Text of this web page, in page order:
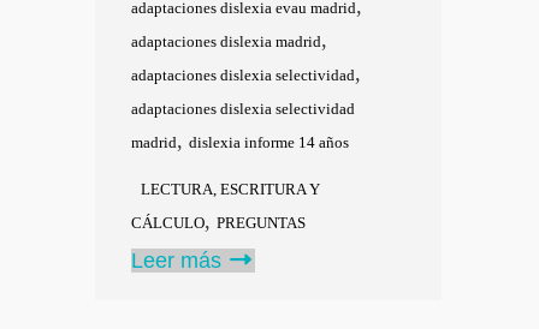
adaptaciones dislexia evau madrid,
adaptaciones dislexia madrid,
adaptaciones dislexia selectividad,
adaptaciones dislexia selectividad
madrid, dislexia informe 14 años
LECTURA, ESCRITURA Y
CÁLCULO, PREGUNTAS
Leer más